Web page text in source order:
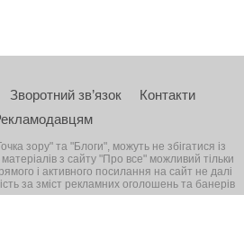
Зворотний зв’язок
Контакти
зору" та "Блоги", можуть не збігатися із
з сайту "Про все" можливий тільки
і активного посилання на сайт не далі
за зміст рекламних оголошень та банерів